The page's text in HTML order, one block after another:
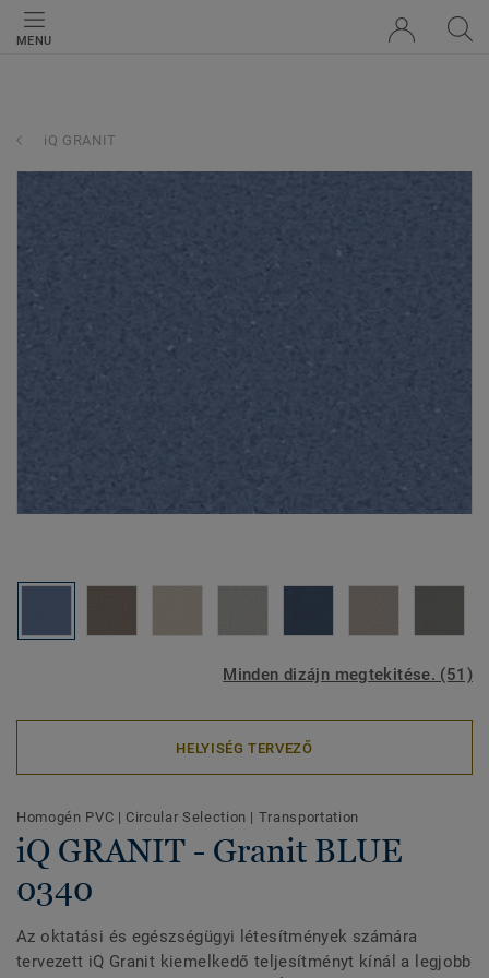
MENU
iQ GRANIT
Minden dizájn megtekitése. (51)
HELYISÉG TERVEZŐ
Homogén PVC | Circular Selection | Transportation
iQ GRANIT - Granit BLUE
0340
Az oktatási és egészségügyi létesítmények számára
tervezett iQ Granit kiemelkedő teljesítményt kínál a legjobb